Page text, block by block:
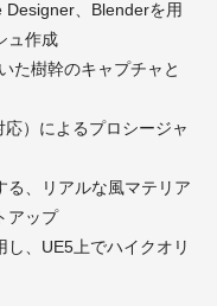
Designer、Blenderを用
ュ作成
た樹幹のキャプチャと
）によるプロシージャ
る、リアルな風マテリア
アップ
し、UE5上でハイクオリ